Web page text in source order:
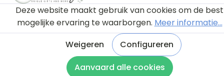
Deze website maakt gebruik van cookies om de best
mogelijke ervaring te waarborgen. Meer informatie...
Weigeren
Configureren
Aanvaard alle cookies